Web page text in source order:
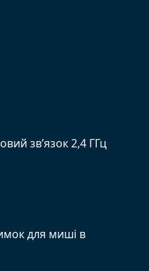
зв’язок 2,4 ГГц
для миші в